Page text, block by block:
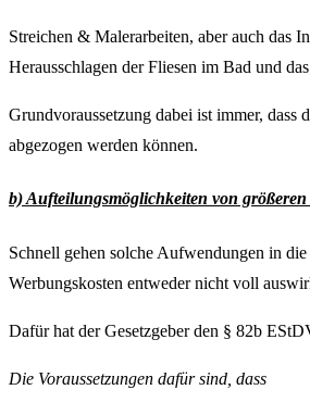
Streichen & Malerarbeiten, aber auch das
Herausschlagen der Fliesen im Bad und
Grundvoraussetzung dabei ist immer,
abgezogen werden können.
b) Aufteilungsmöglichkeiten von
Schnell gehen solche Aufwendungen in
Werbungskosten entweder nicht voll
Dafür hat der Gesetzgeber den § 82b
Die Voraussetzungen dafür sind, dass